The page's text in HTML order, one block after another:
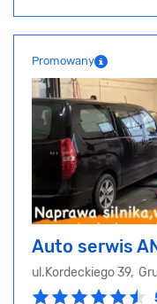
Promowany
Auto serwis
ul.Kordeckiego 39,